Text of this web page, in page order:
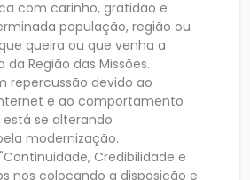
com carinho, gratidão e
população, região ou
queira ou que venha a
Região das Missões.
repercussão devido ao
e ao comportamento
se alterando
modernização.
Credibilidade e
nos colocando a disposição e